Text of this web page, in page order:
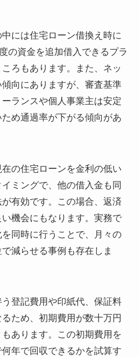
には住宅ローン借換え時に
の資金を追加借入できるプラ
ろもあります。また、ネッ
傾向にありますが、審査基準
ランスや個人事業主は安定
め通過率が下がる傾向があ
の住宅ローンを金利の低い
ミングで、他の借入金も同
有効です。この場合、返済
機会にもなります。実務で
同時に行うことで、月々の
減らせる事例も存在しま
登記費用や印紙代、保証料
ため、初期費用が数十万円
あります。この初期費用を
年で回収できるかを試算す